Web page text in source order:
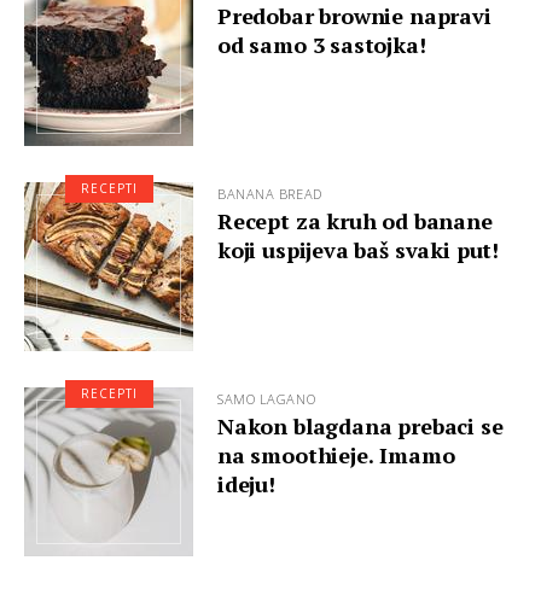
Predobar brownie napravi
od samo 3 sastojka!
BANANA BREAD
Recept za kruh od banane
koji uspijeva baš svaki put!
RECEPTI
SAMO LAGANO
Nakon blagdana prebaci se
na smoothieje. Imamo
ideju!
RECEPTI